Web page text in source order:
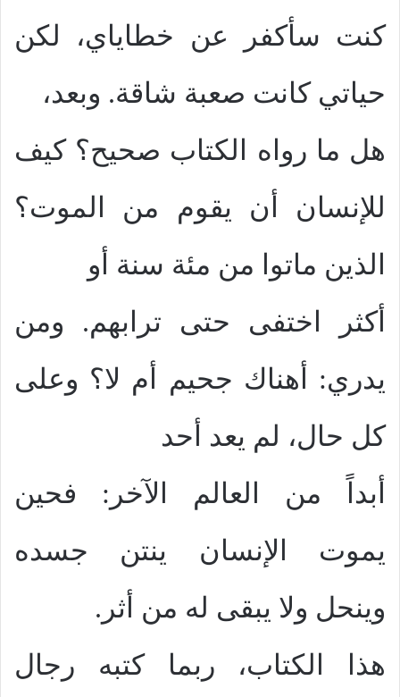
كنت سأكفر عن خطاياي، لكن
حياتي كانت صعبة شاقة. وبعد،
هل ما رواه الكتاب صحيح؟ كيف
للإنسان أن يقوم من الموت؟
الذين ماتوا من مئة سنة أو
أكثر اختفى حتى ترابهم. ومن
يدري: أهناك جحيم أم لا؟ وعلى
كل حال، لم يعد أحد
أبداً من العالم الآخر: فحين
يموت الإنسان ينتن جسده
وينحل ولا يبقى له من أثر.
هذا الكتاب، ربما كتبه رجال